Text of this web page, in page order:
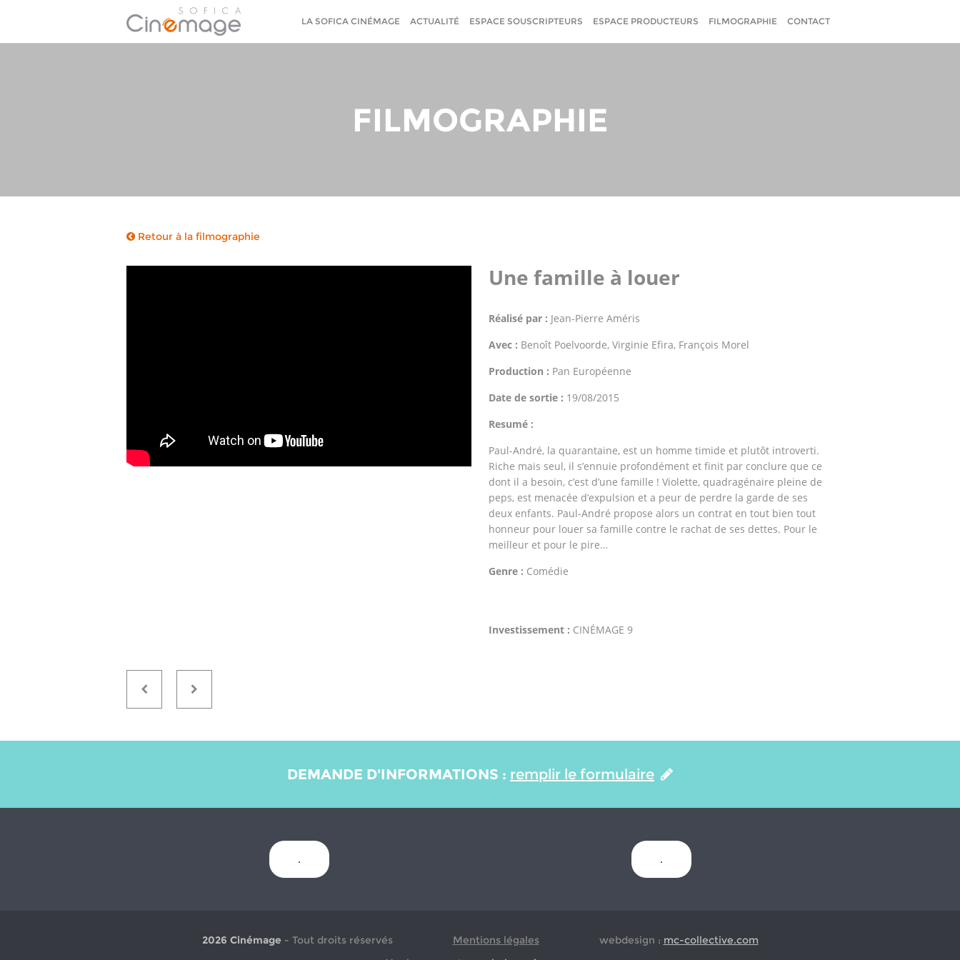
LA SOFICA CINÉMAGE ACTUALITÉ ESPACE SOUSCRIPTEURS ESPACE PRODUCTEURS FILMOGRAPHIE CONTACT
FILMOGRAPHIE
Retour à la filmographie
Une famille à louer
Réalisé par : Jean-Pierre Améris
Avec : Benoît Poelvoorde, Virginie Efira, François Morel
Production : Pan Européenne
Date de sortie : 19/08/2015
Resumé :
Paul-André, la quarantaine, est un homme timide et plutôt introverti.
Riche mais seul, il s’ennuie profondément et finit par conclure que ce
dont il a besoin, c’est d’une famille ! Violette, quadragénaire pleine de
peps, est menacée d’expulsion et a peur de perdre la garde de ses
deux enfants. Paul-André propose alors un contrat en tout bien tout
honneur pour louer sa famille contre le rachat de ses dettes. Pour le
meilleur et pour le pire…
Genre : Comédie
Investissement : CINÉMAGE 9
DEMANDE D'INFORMATIONS : remplir le formulaire
. .
2026 Cinémage - Tout droits réservés Mentions légales webdesign : mc-collective.com